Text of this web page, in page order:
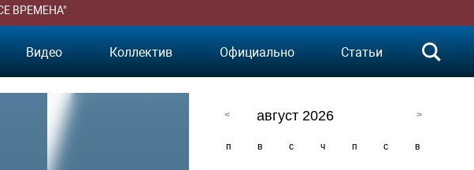
ВРЕМЕНА"
Видео Коллектив Официально Статьи
август 2026
п в с ч п с в